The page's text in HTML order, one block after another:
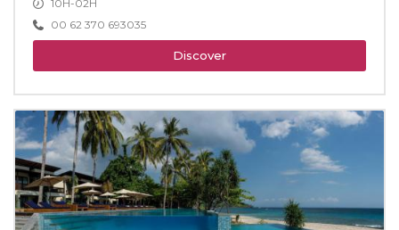
10H-02H
00 62 370 693035
Discover